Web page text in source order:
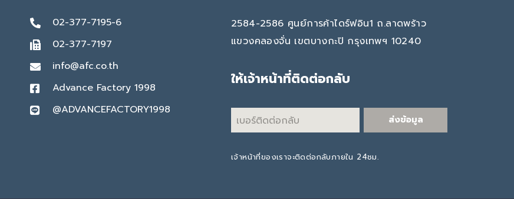
02-377-7195-6
02-377-7197
info@afc.co.th
Advance Factory 1998
@ADVANCEFACTORY1998
2584-2586 ศูนย์การค้าไดร์ฟอิน1 ถ.ลาดพร้าว
แขวงคลองจั่น เขตบางกะปิ กรุงเทพฯ 10240
ให้เจ้าหน้าที่ติดต่อกลับ
ส่งข้อมูล
เจ้าหน้าที่ของเราจะติดต่อกลับภายใน 24ชม.